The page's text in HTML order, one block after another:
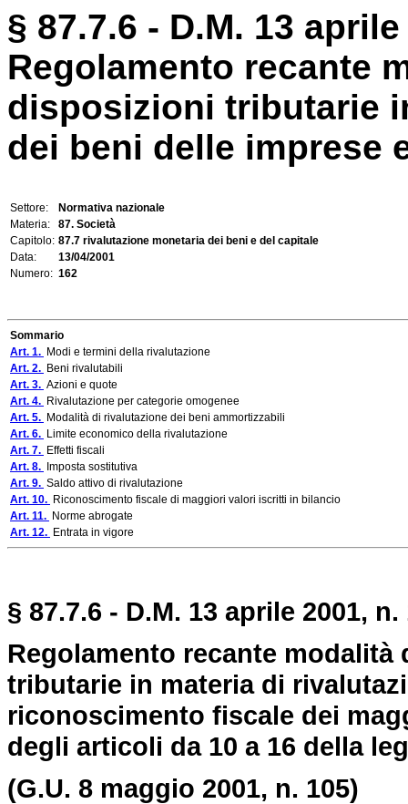
§ 87.7.6 - D.M. 13
Regolamento recante
disposizioni tributarie
dei beni delle imprese
Settore:
Normativa nazionale
Materia:
87. Società
Capitolo: 87.7 rivalutazione monetaria dei beni e del capitale
Data:
13/04/2001
Numero: 162
Sommario
Art. 1. Modi e termini della rivalutazione
Art. 2. Beni rivalutabili
Art. 3. Azioni e quote
Art. 4. Rivalutazione per categorie omogenee
Art. 5. Modalità di rivalutazione dei beni ammortizzabili
Art. 6. Limite economico della rivalutazione
Art. 7. Effetti fiscali
Art. 8.
Imposta sostitutiva
Art. 9. Saldo attivo di rivalutazione
Art. 10. Riconoscimento fiscale di maggiori valori iscritti in bilancio
Art. 11. Norme abrogate
Art. 12. Entrata in vigore
§ 87.7.6 - D.M. 13 aprile 2001, n.
Regolamento recante
tributarie in materia di
riconoscimento fiscale dei
degli articoli da 10 a 16 della
(G.U. 8 maggio 2001, n. 105)